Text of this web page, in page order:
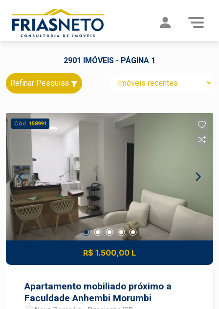
2901 IMÓVEIS - PÁGINA 1
Refinar Pesquisa
Cód. 158991
R$ 1.500,00 L
Apartamento mobiliado próximo a
Faculdade Anhembi Morumbi